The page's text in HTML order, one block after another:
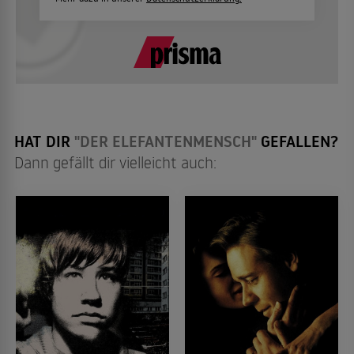
HAT DIR "DER ELEFANTENMENSCH" GEFALLEN?
Dann gefällt dir vielleicht auch: